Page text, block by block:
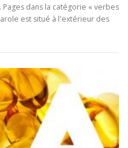
dans la catégorie « verbes
est situé à l'extérieur des